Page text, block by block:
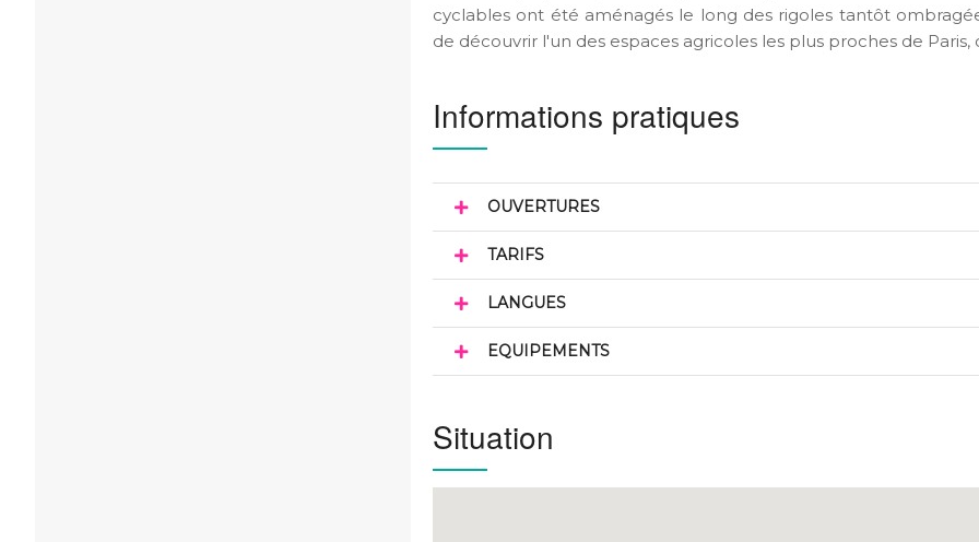
cyclables ont été aménagés le long des rigoles tantôt
de découvrir l'un des espaces agricoles les plus proches de Paris,
Informations pratiques
OUVERTURES
TARIFS
LANGUES
EQUIPEMENTS
Situation